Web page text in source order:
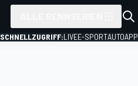
SCHNELLZUGRIFF:LIVEE-SPORTAUTOAPP